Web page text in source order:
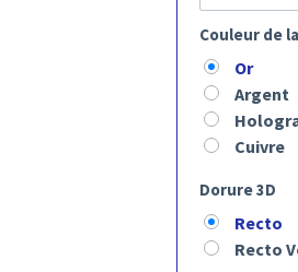
Couleur de
Or
Argent
Cuivre
Dorure 3D
Recto
Recto